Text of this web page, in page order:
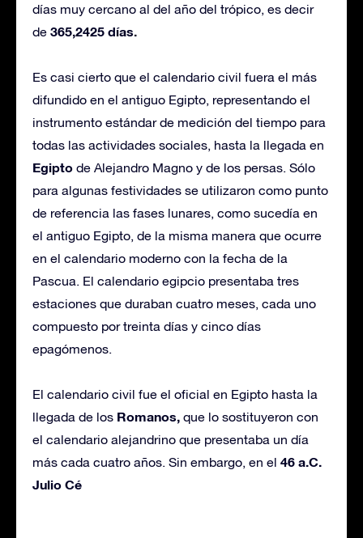
días muy cercano al del año del trópico, es decir
de 365,2425 días.
Es casi cierto que el calendario civil fuera el más
difundido en el antiguo Egipto, representando el
instrumento estándar de medición del tiempo para
todas las actividades sociales, hasta la llegada en
Egipto de Alejandro Magno y de los persas. Sólo
para algunas festividades se utilizaron como punto
de referencia las fases lunares, como sucedía en
el antiguo Egipto, de la misma manera que ocurre
en el calendario moderno con la fecha de la
Pascua. El calendario egipcio presentaba tres
estaciones que duraban cuatro meses, cada uno
compuesto por treinta días y cinco días
epagómenos.
El calendario civil fue el oficial en Egipto hasta la
llegada de los Romanos, que lo sostituyeron con
el calendario alejandrino que presentaba un día
más cada cuatro años. Sin embargo, en el 46 a.C.
Julio Cé